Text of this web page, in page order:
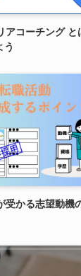
アコーチング と
受かる志望動機